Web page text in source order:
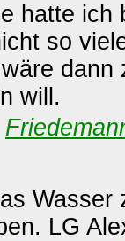
hatte ich
so
dann
will.
Wasser
LG